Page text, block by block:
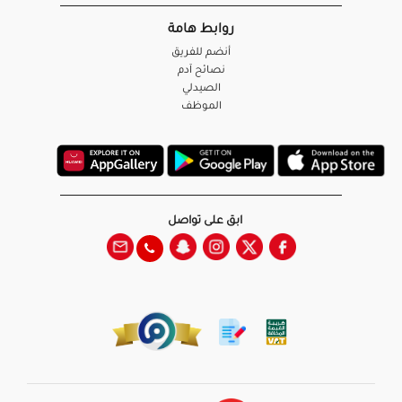
روابط هامة
أنضم للفريق
نصائح آدم
الصيدلي
الموظف
ابق على تواصل